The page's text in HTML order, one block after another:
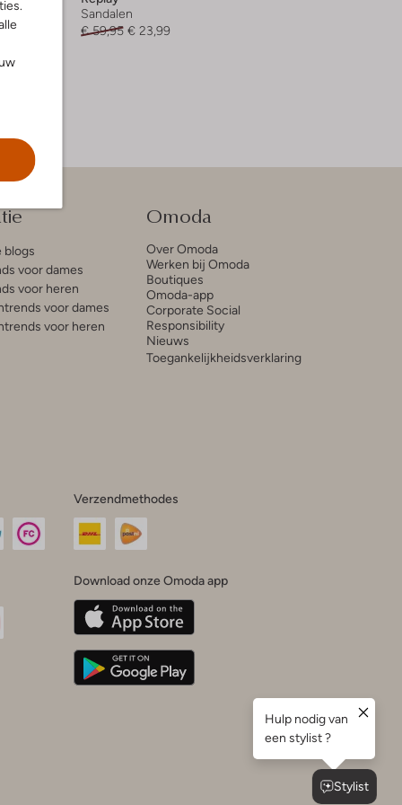
Sandalen
€ 59,95 € 23,99
blogs
voor dames
voor heren
voor dames
voor heren
Omoda
Over Omoda
Werken bij Omoda
Boutiques
Omoda-app
Corporate Social
Responsibility
Nieuws
Toegankelijkheidsverklaring
Verzendmethodes
Download onze Omoda app